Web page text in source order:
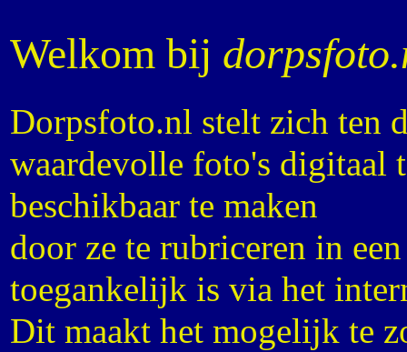
Welkom bij
Dorpsfoto.nl stelt zich ten
waardevolle foto's digitaal
beschikbaar te maken
door ze te rubriceren in
toegankelijk is via het
Dit maakt het mogelijk te